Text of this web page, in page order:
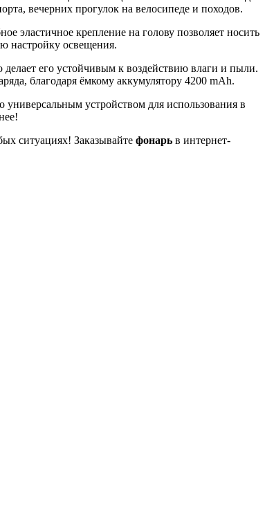
вечерних прогулок на велосипеде и походов.
эластичное крепление на голову позволяет носить
настройку освещения.
его устойчивым к воздействию влаги и пыли.
благодаря ёмкому аккумулятору 4200 mAh.
универсальным устройством для использования в
ситуациях! Заказывайте фонарь в интернет-